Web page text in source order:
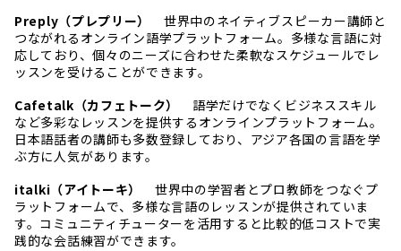
Preply（プレプリー）
世界中のネイティブスピーカー講師と
つながれるオンライン語学プラットフォーム。多様な言語に対
応しており、個々のニーズに合わせた柔軟なスケジュールでレ
ッスンを受けることができます。
Cafetalk（カフェトーク）
語学だけでなくビジネススキル
など多彩なレッスンを提供するオンラインプラットフォーム。
日本語話者の講師も多数登録しており、アジア各国の言語を学
ぶ方に人気があります。
italki（アイトーキ）
世界中の学習者とプロ教師をつなぐプ
ラットフォームで、多様な言語のレッスンが提供されていま
す。コミュニティチューターを活用すると比較的低コストで実
践的な会話練習ができます。